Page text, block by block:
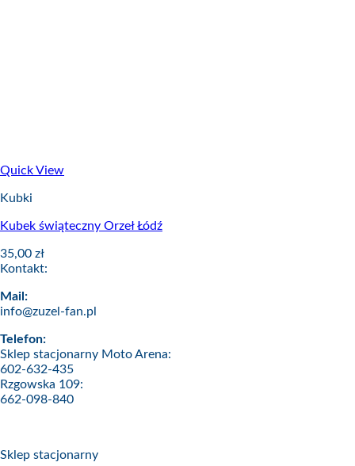
Quick View
Kubki
Kubek świąteczny Orzeł Łódź
35,00 zł
Kontakt:
Mail:
info@zuzel-fan.pl
Telefon:
Sklep stacjonarny Moto Arena:
602-632-435
Rzgowska 109:
662-098-840
Sklep stacjonarny